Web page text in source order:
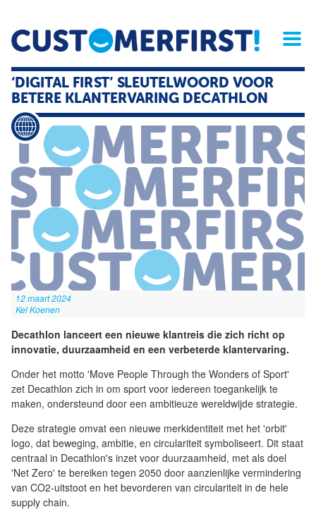
Home Opinie Archief
Magazine
Service
Buyers'Guide
‘DIGITAL FIRST’ SLEUTELWOORD VOOR
BETERE KLANTERVARING DECATHLON
12 maart 2024
Kel Koenen
Decathlon lanceert een nieuwe klantreis die zich richt op
innovatie, duurzaamheid en een verbeterde klantervaring.
Onder het motto 'Move People Through the Wonders of Sport'
zet Decathlon zich in om sport voor iedereen toegankelijk te
maken, ondersteund door een ambitieuze wereldwijde strategie.
Deze strategie omvat een nieuwe merkidentiteit met het 'orbit'
logo, dat beweging, ambitie, en circulariteit symboliseert. Dit staat
centraal in Decathlon's inzet voor duurzaamheid, met als doel
'Net Zero' te bereiken tegen 2050 door aanzienlijke vermindering
van CO2-uitstoot en het bevorderen van circulariteit in de hele
supply chain.